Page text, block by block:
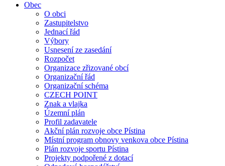
Obec
O obci
Zastupitelstvo
Jednací řád
Výbory
Usnesení ze zasedání
Rozpočet
Organizace zřizované obcí
Organizační řád
Organizační schéma
CZECH POINT
Znak a vlajka
Územní plán
Profil zadavatele
Akční plán rozvoje obce Pístina
Místní program obnovy venkova obce Pístina
Plán rozvoje sportu Pístina
Projekty podpořené z dotací